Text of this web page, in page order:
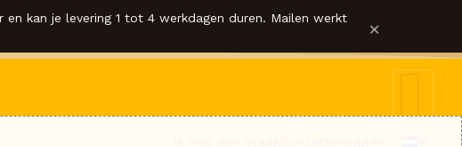
kan je levering 1 tot 4 werkdagen duren. Mailen werkt ×